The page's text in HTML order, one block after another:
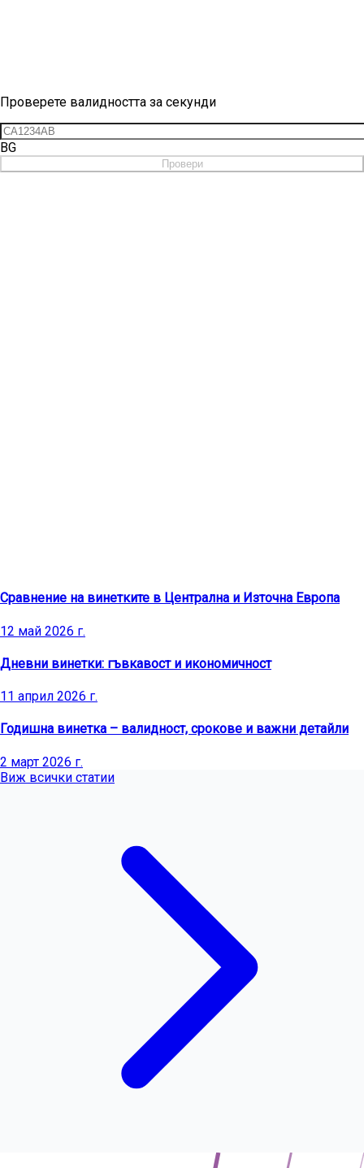
Проверете валидността за секунди
BG
Провери
Сравнение на винетките в Централна и Източна Европа
12 май 2026 г.
Дневни винетки: гъвкавост и икономичност
11 април 2026 г.
Годишна винетка – валидност, срокове и важни детайли
2 март 2026 г.
Виж всички статии